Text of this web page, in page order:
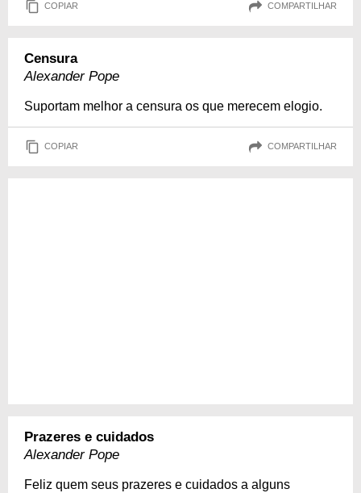
COPIAR COMPARTILHAR
Censura
Alexander Pope
Suportam melhor a censura os que merecem elogio.
COPIAR COMPARTILHAR
Prazeres e cuidados
Alexander Pope
Feliz quem seus prazeres e cuidados a alguns